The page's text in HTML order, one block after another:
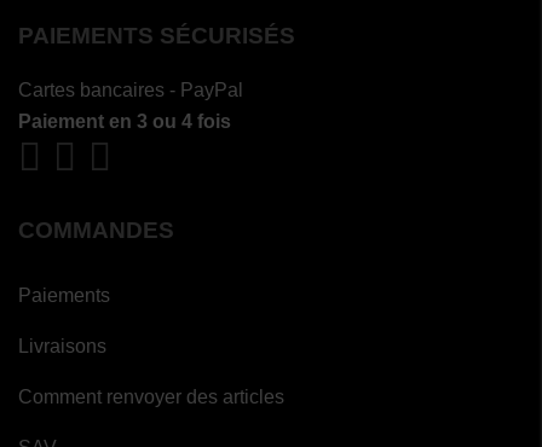
PAIEMENTS SÉCURISÉS
Cartes bancaires - PayPal
Paiement en 3 ou 4 fois
COMMANDES
Paiements
Livraisons
Comment renvoyer des articles